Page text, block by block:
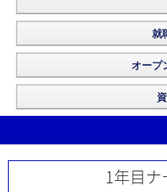
就
オープ
1年目ナ